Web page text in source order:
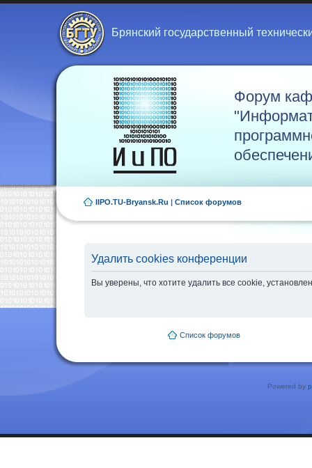
Брянский государственный
Форум
IIPO.TU-Bryansk.Ru | Список форумов
Удалить cookies конференции
Вы уверены, что хотите удалить все cookie,
Список форумов
Powered by